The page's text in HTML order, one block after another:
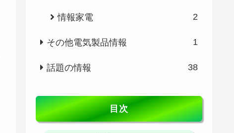
情報家電 2
その他電気製品情報 1
話題の情報 38
目次